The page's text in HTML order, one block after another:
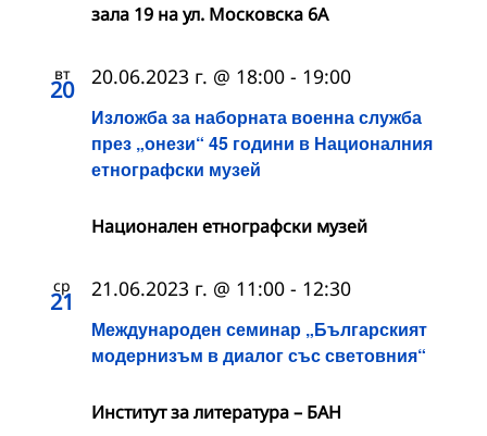
зала 19 на ул. Московска 6А
вт
20
Изложба за наборната военна служба
през „онези“ 45 години в Националния
етнографски музей
20.06.2023 г. @ 18:00 - 19:00
Национален етнографски музей
ср
21
Международен семинар „Българският
модернизъм в диалог със световния“
21.06.2023 г. @ 11:00 - 12:30
Институт за литература – БАН